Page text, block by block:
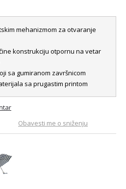
mehanizmom za otvaranje
konstrukciju otpornu na vetar
sa gumiranom završnicom
sa prugastim printom
Obavesti me o sniženju